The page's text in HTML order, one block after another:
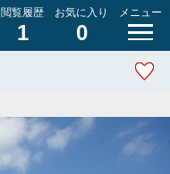
閲覧履歴
1
お気に入り
0
メニュー